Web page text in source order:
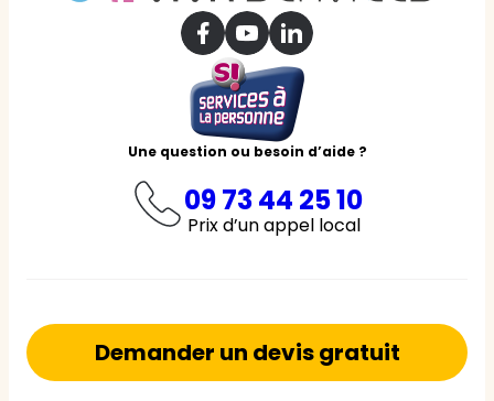
Une question ou besoin d’aide ?
09 73 44 25 10
Prix d’un appel local
Demander un devis gratuit